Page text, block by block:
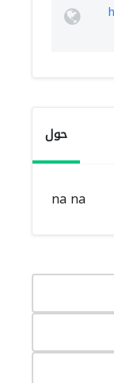
حول
na na